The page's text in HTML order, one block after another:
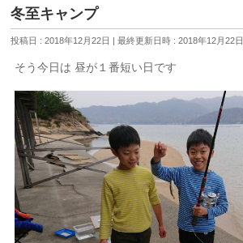
冬至キャンプ
投稿日 : 2018年12月22日 最終更新日時 : 2018年12月22日
そう今日は 昼が１番短い日です